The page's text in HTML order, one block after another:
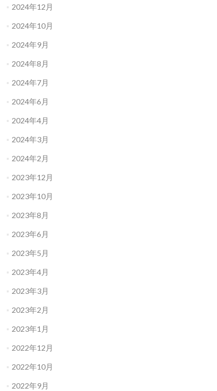
2024年12月
2024年10月
2024年9月
2024年8月
2024年7月
2024年6月
2024年4月
2024年3月
2024年2月
2023年12月
2023年10月
2023年8月
2023年6月
2023年5月
2023年4月
2023年3月
2023年2月
2023年1月
2022年12月
2022年10月
2022年9月